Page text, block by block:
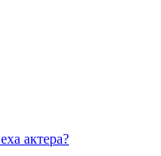
актера?